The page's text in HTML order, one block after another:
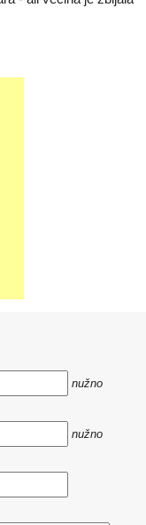
nužno
nužno